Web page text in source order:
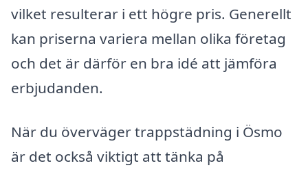
vilket resulterar i ett högre pris. Generellt
kan priserna variera mellan olika företag
och det är därför en bra idé att jämföra
erbjudanden.
När du överväger trappstädning i Ösmo
är det också viktigt att tänka på